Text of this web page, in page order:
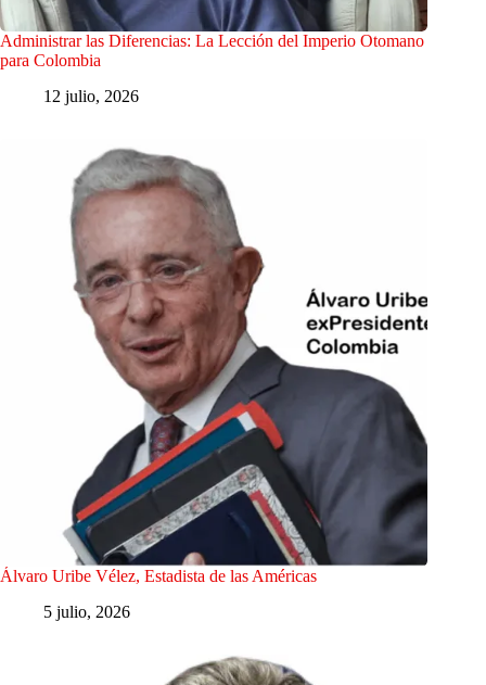
Administrar las Diferencias: La Lección del Imperio Otomano
para Colombia
12 julio, 2026
Álvaro Uribe Vélez, Estadista de las Américas
5 julio, 2026